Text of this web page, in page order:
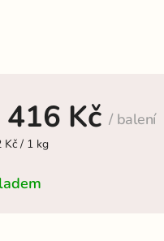
416 Kč/ balení
Kč / 1 kg